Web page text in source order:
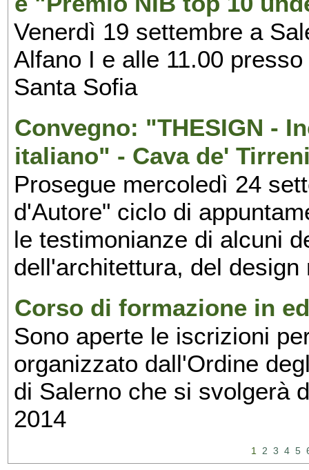
Venerdì 19 settembre a
Alfano I e alle 11.00
Santa Sofia
Convegno: "THESIGN -
italiano" - Cava de'
Prosegue mercoledì 24
d'Autore" ciclo di
le testimonianze di alcuni
dell'architettura, del
Corso di formazione in
Sono aperte le iscrizioni
organizzato dall'Ordine
di Salerno che si svolgerà
2014
1 2 3 4 5